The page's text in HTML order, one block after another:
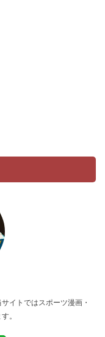
イトではスポーツ漫画・
。